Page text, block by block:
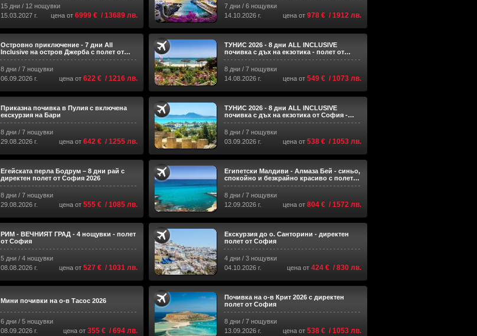
15 дни / 12 нощувки
цена от 6999 € / 13689 лв.
15.03.2027 г.
7 дни / 6 нощувки
цена от 978 € / 1912 лв.
14.10.2026 г.
Островно приключение - 7 дни All
Inclusive на остров Джерба с полет от
София 2026
8 дни / 7 нощувки
цена от 622 € / 1216 лв.
06.09.2026 г.
ТУНИС 2026 - 8 дни ALL INCLUSIVE
почивка с дъх на екзотика - полет от
София - Понеделник и Петък
8 дни / 7 нощувки
цена от 549 € / 1073 лв.
14.08.2026 г.
Приказна почивка в Пулия с включена
екскурзия на Бари
8 дни / 7 нощувки
цена от 642 € / 1255 лв.
29.08.2026 г.
ТУНИС 2026 - 8 дни ALL INCLUSIVE
почивка с дъх на екзотика от София -
Сряда и Четвъртък
8 дни / 7 нощувки
цена от 538 € / 1053 лв.
03.09.2026 г.
Егейската перла Бодрум – 8 дни рай с
директен полет от София 2026
8 дни / 7 нощувки
цена от 555 € / 1085 лв.
29.08.2026 г.
Египетски Малдиви - Алмаза Бей - синьо,
спокойно и безкрайно красиво с полет
от София
8 дни / 7 нощувки
цена от 804 € / 1572 лв.
12.09.2026 г.
РИМ - ВЕЧНИЯТ ГРАД - 4 нощувки - полет
от София
5 дни / 4 нощувки
цена от 527 € / 1031 лв.
08.08.2026 г.
Екскурзия до о. Санторини - директен
полет от София
4 дни / 3 нощувки
цена от 424 € / 830 лв.
04.10.2026 г.
Мини почивки на о-в Тасос 2026
6 дни / 5 нощувки
цена от 355 € / 694 лв.
08.09.2026 г.
Почивка на о-в Крит 2026 с директен
полет от София
8 дни / 7 нощувки
цена от 538 € / 1053 лв.
13.09.2026 г.